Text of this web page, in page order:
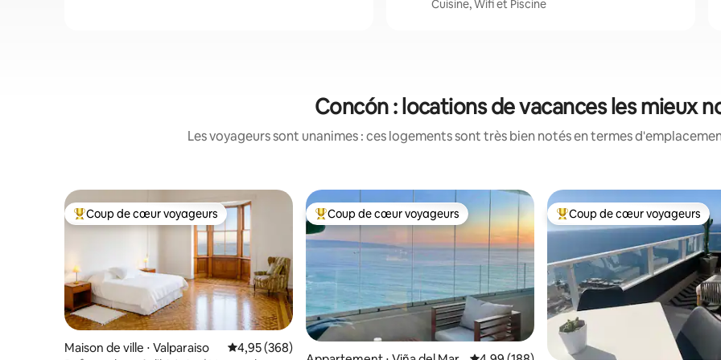
Cuisine, Wifi et Piscine
Concón : locations de vacances les mieux
Les voyageurs sont unanimes : ces logements sont très bien notés en termes
Coups de cœur voyageurs les plus appréciés
Coup de cœur voyageurs
Maison de ville ⋅ Valparaiso Évaluation moyenne sur la base de 368 commentaires : 4,95 sur 5
4,95 (368)
Coups de cœur voyageurs les plus appréciés
Coup de cœur voyageurs Coups de cœur voyageurs les
Coup de cœur voyageurs